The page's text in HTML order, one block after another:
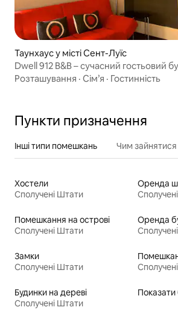
Таунхаус у місті Сент-Луїс
Dwell 912 B&B – сучасний гостьовий
міста – Soulard
Розташування · Сім’я · Гостинність
Пункти призначення
Інші типи помешкань Чим зайнятися
Хостели
Сполучені Штати
Оренда
Помешкання на острові
Сполучені Штати
Оренда
Замки
Сполучені Штати
Будинки на дереві
Сполучені Штати
Показати